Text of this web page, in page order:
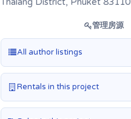
管理房源
All author listings
Rentals in this project